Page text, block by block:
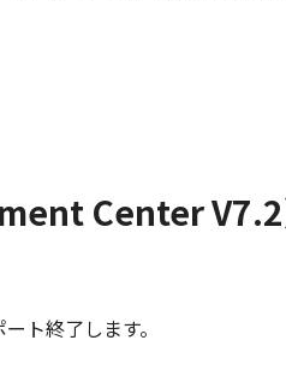
Center
ト終了します。